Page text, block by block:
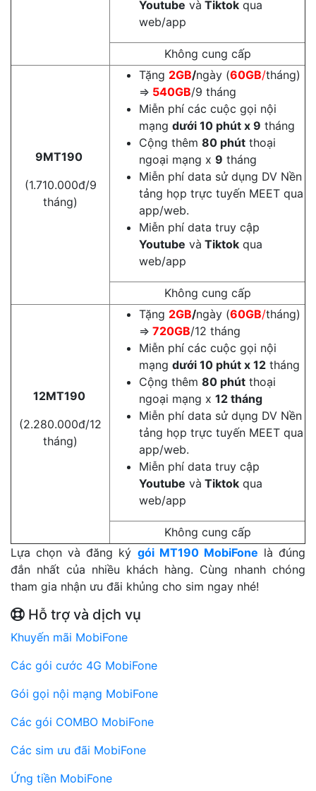
Youtube và Tiktok qua
web/app
Không cung cấp
9MT190
(1.710.000đ/9
tháng)
Tặng 2GB/ngày (60GB/tháng)
⇒ 540GB/9 tháng
Miễn phí các cuộc gọi nội
mạng dưới 10 phút x 9 tháng
Cộng thêm 80 phút thoại
ngoại mạng x 9 tháng
Miễn phí data sử dụng DV Nền
tảng họp trực tuyến MEET qua
app/web.
Miễn phí data truy cập
Youtube và Tiktok qua
web/app
Không cung cấp
12MT190
(2.280.000đ/12
tháng)
Tặng 2GB/ngày (60GB/tháng)
⇒ 720GB/12 tháng
Miễn phí các cuộc gọi nội
mạng dưới 10 phút x 12 tháng
Cộng thêm 80 phút thoại
ngoại mạng x 12 tháng
Miễn phí data sử dụng DV Nền
tảng họp trực tuyến MEET qua
app/web.
Miễn phí data truy cập
Youtube và Tiktok qua
web/app
Không cung cấp
Lựa chọn và đăng ký gói MT190 MobiFone là đúng
đắn nhất của nhiều khách hàng. Cùng nhanh chóng
tham gia nhận ưu đãi khủng cho sim ngay nhé!
Hỗ trợ và dịch vụ
Khuyến mãi MobiFone
Các gói cước 4G MobiFone
Gói gọi nội mạng MobiFone
Các gói COMBO MobiFone
Các sim ưu đãi MobiFone
Ứng tiền MobiFone